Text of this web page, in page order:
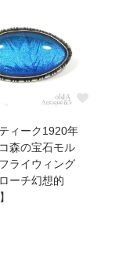
ィーク1920年
森の宝石モル
ライウィング
ーチ幻想的